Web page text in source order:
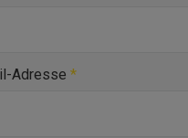
Adresse *